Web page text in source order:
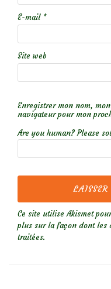
E-mail *
Site web
Enregistrer mon nom,
navigateur pour mon
Are you human? Please
Ce site utilise Akismet
plus sur la façon dont les
traitées.